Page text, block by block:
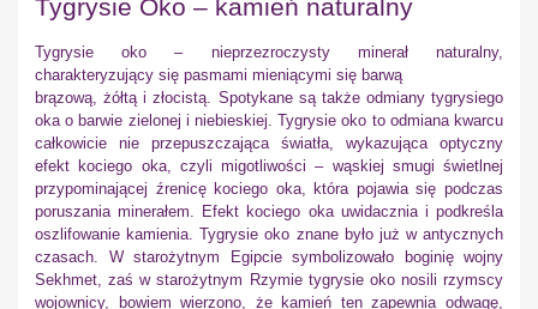
Tygrysie Oko – kamień naturalny
Tygrysie oko – nieprzezroczysty minerał naturalny,
charakteryzujący się pasmami mieniącymi się barwą
brązową, żółtą i złocistą. Spotykane są także odmiany tygrysiego
oka o barwie zielonej i niebieskiej. Tygrysie oko to odmiana kwarcu
całkowicie nie przepuszczająca światła, wykazująca optyczny
efekt kociego oka, czyli migotliwości – wąskiej smugi świetlnej
przypominającej źrenicę kociego oka, która pojawia się podczas
poruszania minerałem. Efekt kociego oka uwidacznia i podkreśla
oszlifowanie kamienia. Tygrysie oko znane było już w antycznych
czasach. W starożytnym Egipcie symbolizowało boginię wojny
Sekhmet, zaś w starożytnym Rzymie tygrysie oko nosili rzymscy
wojownicy, bowiem wierzono, że kamień ten zapewnia odwagę,